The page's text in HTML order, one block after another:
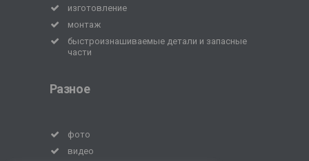
изготовление
монтаж
быстроизнашиваемые детали и запасные
части
Разное
фото
видео